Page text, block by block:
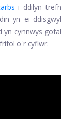
i ddilyn trefn
yn ei ddisgwyl
yn cynnwys gofal
o'r cyflwr.